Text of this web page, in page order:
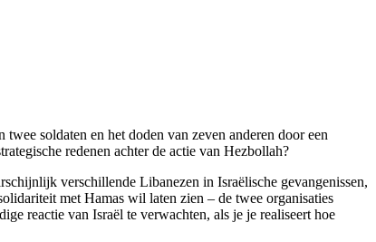
soldaten en het doden van zeven anderen door een
redenen achter de actie van Hezbollah?
verschillende Libanezen in Israëlische gevangenissen,
met Hamas wil laten zien – de twee organisaties
reactie van Israël te verwachten, als je je realiseert hoe